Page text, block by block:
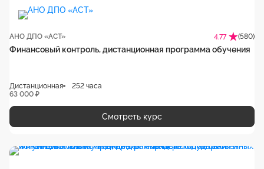
АНО ДПО «АСТ» 4.77 (580)
Финансовый контроль, дистанционная программа обучения
Дистанционная
252 часа
63 000 ₽
Смотреть курс